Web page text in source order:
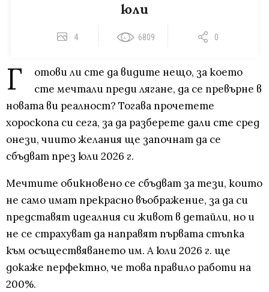
юли
4 6809 0
Г
отови ли сте да видите нещо, за което
сте мечтали преди лягане, да се превърне в
новата ви реалност? Тогава прочетете
хороскопа си сега, за да разберете дали сте сред
онези, чиито желания ще започнат да се
сбъдват през юли 2026 г.
Мечтите обикновено се сбъдват за тези, които
не само имат прекрасно въображение, за да си
представят идеалния си живот в детайли, но и
не се страхуват да направят първата стъпка
към осъществяването им. А юли 2026 г. ще
докаже перфектно, че това правило работи на
200%.